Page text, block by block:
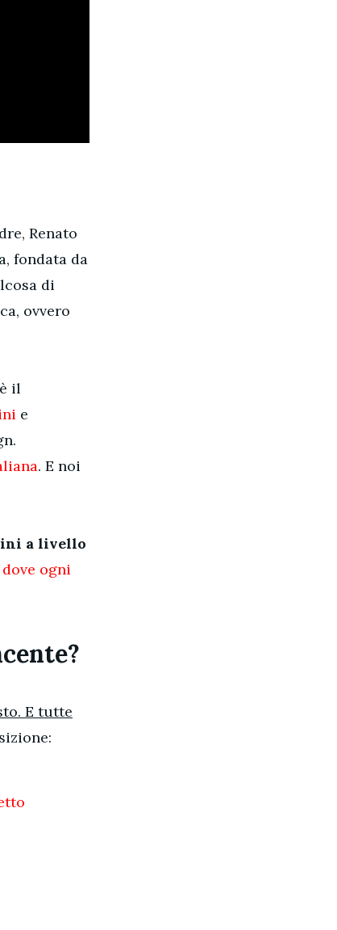
Renato
fondata da
di
ovvero
il
e
. E noi
a livello
dove ogni
E tutte